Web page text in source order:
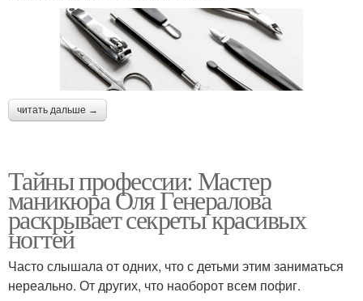
читать дальше →
Тайны профессии: Мастер
маникюра Оля Генералова
раскрывает секреты красивых
ногтей
Часто слышала от одних, что с детьми этим заниматься
нереально. От других, что наоборот всем пофиг.